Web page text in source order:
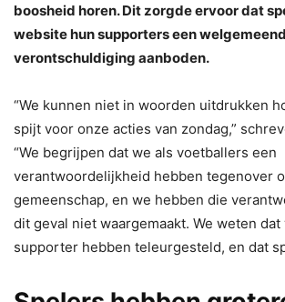
boosheid horen. Dit zorgde ervoor dat
website hun supporters een
verontschuldiging aanboden.
“We kunnen niet in woorden uitdrukken
spijt voor onze acties van zondag,”
“We begrijpen dat we als voetballers een
verantwoordelijkheid hebben tegenover
gemeenschap, en we hebben die
dit geval niet waargemaakt. We weten
supporter hebben teleurgesteld, en dat